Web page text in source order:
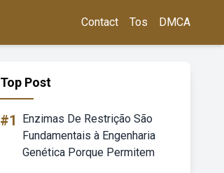
Contact Tos DMCA
Top Post
#1
Enzimas De Restrição São
Fundamentais à Engenharia
Genética Porque Permitem